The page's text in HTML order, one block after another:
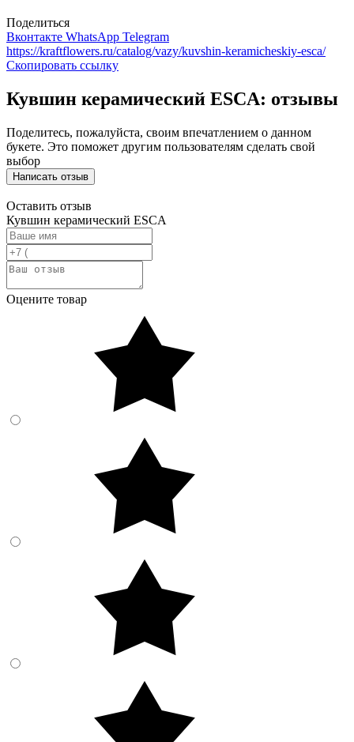
Поделиться
Вконтакте WhatsApp Telegram
https://kraftflowers.ru/catalog/vazy/kuvshin-keramicheskiy-esca/
Скопировать ссылку
Кувшин керамический ESCA: отзывы
Поделитесь, пожалуйста, своим впечатлением о данном
букете. Это поможет другим пользователям сделать свой
выбор
Написать отзыв
Оставить отзыв
Кувшин керамический ESCA
Оцените товар